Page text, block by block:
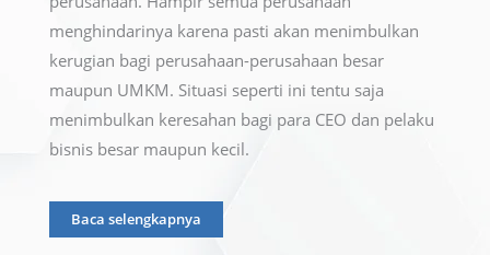
menghindarinya karena pasti akan menimbulkan
kerugian bagi perusahaan-perusahaan besar
maupun UMKM. Situasi seperti ini tentu saja
menimbulkan keresahan bagi para CEO dan pelaku
bisnis besar maupun kecil.
Baca selengkapnya